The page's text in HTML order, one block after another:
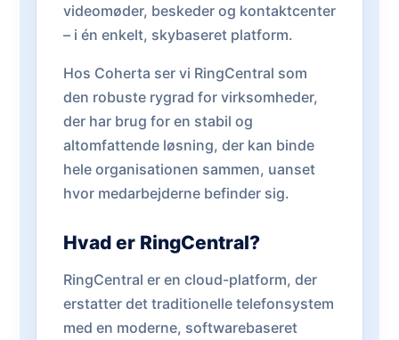
videomøder, beskeder og kontaktcenter
– i én enkelt, skybaseret platform.
Hos Coherta ser vi RingCentral som
den robuste rygrad for virksomheder,
der har brug for en stabil og
altomfattende løsning, der kan binde
hele organisationen sammen, uanset
hvor medarbejderne befinder sig.
Hvad er RingCentral?
RingCentral er en cloud-platform, der
erstatter det traditionelle telefonsystem
med en moderne, softwarebaseret